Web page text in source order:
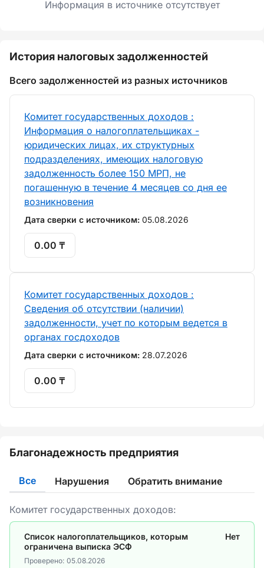
Информация в источнике отсутствует
История налоговых задолженностей
Всего задолженностей из разных источников
Комитет государственных доходов :
Информация о налогоплательщиках -
юридических лицах, их структурных
подразделениях, имеющих налоговую
задолженность более 150 МРП, не
погашенную в течение 4 месяцев со дня ее
возникновения
Дата сверки с источником: 05.08.2026
0.00 ₸
Комитет государственных доходов :
Сведения об отсутствии (наличии)
задолженности, учет по которым ведется в
органах госдоходов
Дата сверки с источником: 28.07.2026
0.00 ₸
Благонадежность предприятия
Все Нарушения Обратить внимание
Комитет государственных доходов:
Список налогоплательщиков, которым
ограничена выписка ЭСФ
Нет
Проверено: 05.08.2026